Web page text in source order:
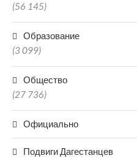
(56 145)
Образование
(3 099)
Общество
(27 736)
Официально
Подвиги Дагестанцев